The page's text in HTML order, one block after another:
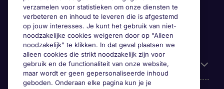
Handige informatie
verzamelen voor statistieken om onze diensten te
verbeteren en inhoud te leveren die is afgestemd
op jouw interesses. Je kunt het gebruik van niet-
noodzakelijke cookies weigeren door op "Alleen
noodzakelijk" te klikken. In dat geval plaatsen we
alleen cookies die strikt noodzakelijk zijn voor
gebruik en de functionaliteit van onze website,
maar wordt er geen gepersonaliseerde inhoud
geboden. Onderaan elke pagina kun je je